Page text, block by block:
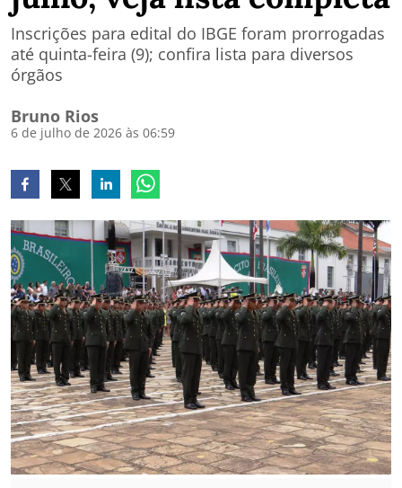
Inscrições para edital do IBGE foram prorrogadas
até quinta-feira (9); confira lista para diversos
órgãos
Bruno Rios
6 de julho de 2026 às 06:59